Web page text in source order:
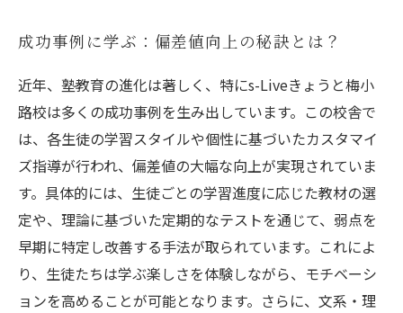
成功事例に学ぶ：偏差値向上の秘訣とは？
近年、塾教育の進化は著しく、特にs-Liveきょうと梅小
路校は多くの成功事例を生み出しています。この校舎で
は、各生徒の学習スタイルや個性に基づいたカスタマイ
ズ指導が行われ、偏差値の大幅な向上が実現されていま
す。具体的には、生徒ごとの学習進度に応じた教材の選
定や、理論に基づいた定期的なテストを通じて、弱点を
早期に特定し改善する手法が取られています。これによ
り、生徒たちは学ぶ楽しさを体験しながら、モチベーシ
ョンを高めることが可能となります。さらに、文系・理